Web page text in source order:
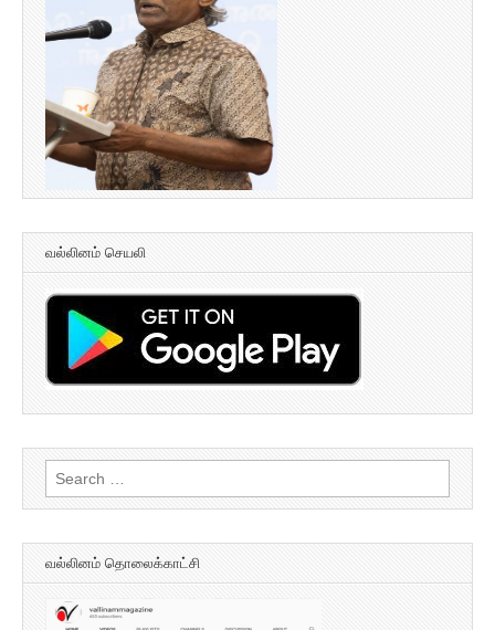
வல்லினம் செயலி
Search
for:
வல்லினம் தொலைக்காட்சி